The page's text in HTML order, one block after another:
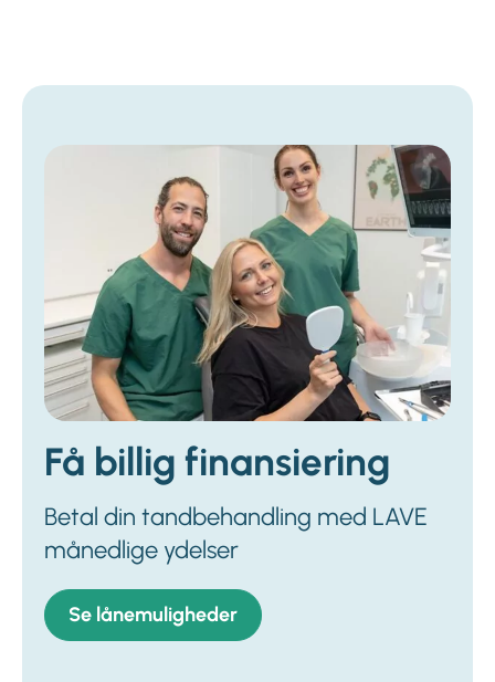
Få billig finansiering
Betal din tandbehandling med LAVE
månedlige ydelser
Se lånemuligheder